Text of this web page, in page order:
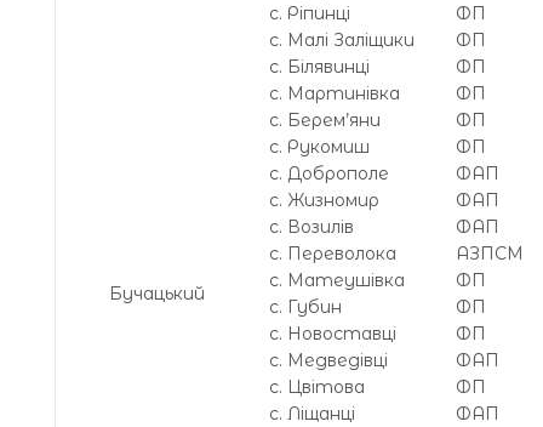
Бучацький
с. Ріпинці
ФП
с. Малі Заліщики
ФП
с. Білявинці
ФП
с. Мартинівка
ФП
с. Берем’яни
ФП
с. Рукомиш
ФП
с. Доброполе
ФАП
с. Жизномир
ФАП
с. Возилів
ФАП
с. Переволока
АЗПСМ
с. Матеушівка
ФП
с. Губин
ФП
с. Новоставці
ФП
с. Медведівці
ФАП
с. Цвітова
ФП
с. Ліщанці
ФАП